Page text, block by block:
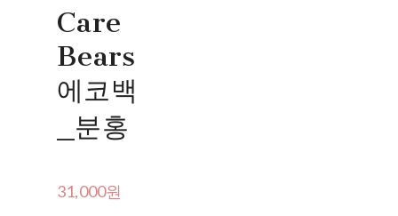
Care
Bears
에코백
_분홍
31,000원